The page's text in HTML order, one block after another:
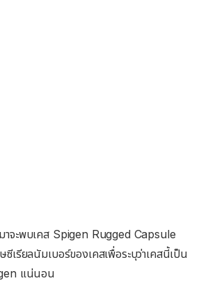
าจะพบเคส Spigen Rugged Capsule
ซีเรียลนัมเบอร์ของเคสเพื่อระบุว่าเคสนี้เป็น
แน่นอน